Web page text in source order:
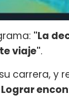
"La
viaje".
carrera, y